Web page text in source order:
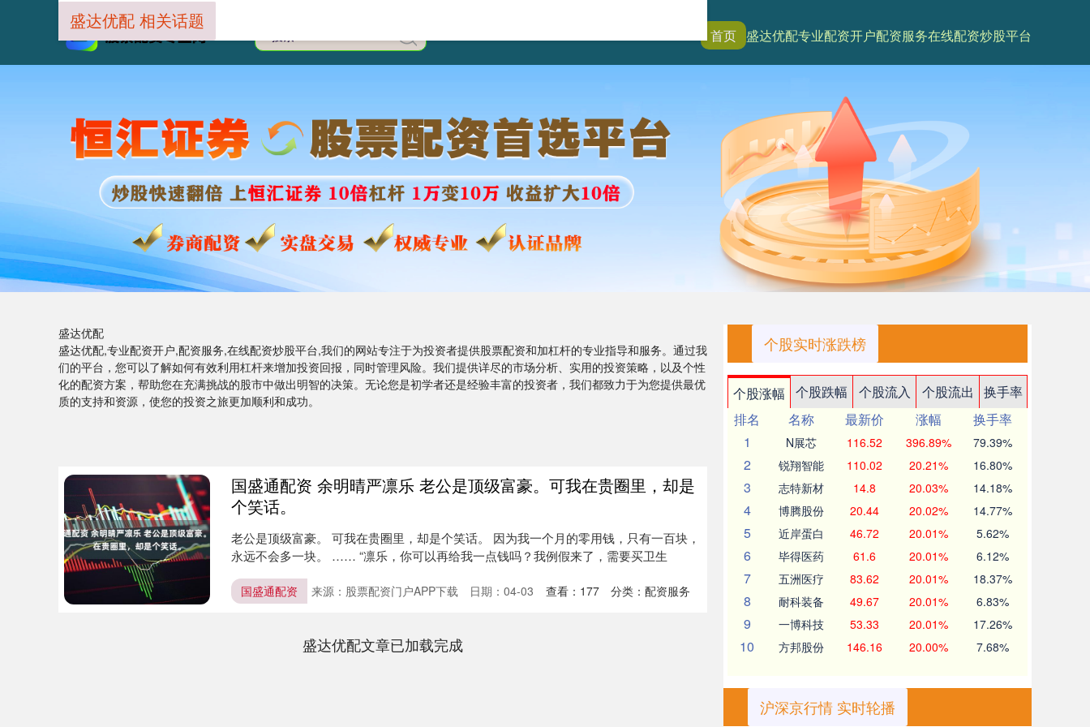
首页 盛达优配专业配资开户配资服务在线配资炒股平台
盛达优配
盛达优配,专业配资开户,配资服务,在线配资炒股平台,我们的网站专注于为投资者提供股票配资和加杠杆的专业指导和服务。通过我
们的平台，您可以了解如何有效利用杠杆来增加投资回报，同时管理风险。我们提供详尽的市场分析、实用的投资策略，以及个性
化的配资方案，帮助您在充满挑战的股市中做出明智的决策。无论您是初学者还是经验丰富的投资者，我们都致力于为您提供最优
质的支持和资源，使您的投资之旅更加顺利和成功。
盛达优配 相关话题
国盛通配资 余明晴严凛乐 老公是顶级富豪。可我在贵圈里，却是
个笑话。
老公是顶级富豪。 可我在贵圈里，却是个笑话。 因为我一个月的零用钱，只有一百块，
永远不会多一块。 …… “凛乐，你可以再给我一点钱吗？我例假来了，需要买卫生
国盛通配资 来源：股票配资门户APP下载 日期：04-03 查看： 177 分类： 配资服务
盛达优配文章已加载完成
个股实时涨跌榜
个股涨幅 个股跌幅 个股流入 个股流出
换手率
排名
名称 最新价 涨幅
换手率
1
N展芯 116.52 396.89% 79.39%
2 锐翔智能 110.02 20.21% 16.80%
3 志特新材 14.8 20.03% 14.18%
4 博腾股份 20.44 20.02% 14.77%
5 近岸蛋白 46.72 20.01% 5.62%
6 毕得医药 61.6 20.01% 6.12%
7 五洲医疗 83.62 20.01% 18.37%
8 耐科装备 49.67 20.01% 6.83%
9 一博科技 53.33 20.01% 17.26%
10 方邦股份 146.16 20.00% 7.68%
沪深京行情 实时轮播